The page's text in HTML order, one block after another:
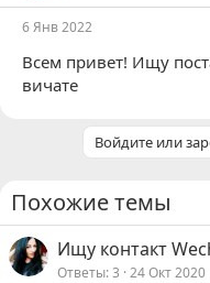
6 Янв 2022
Всем привет! Ищу
вичате
Войдите или
Похожие темы
Ищу контакт
Ответы 3 24 Окт 2020